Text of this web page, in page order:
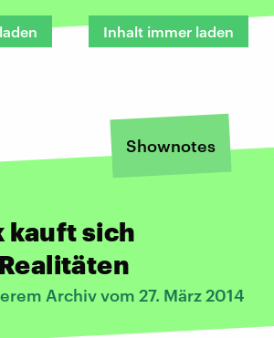
Inhalt immer laden
Shownotes
kauft sich
Archiv vom 27. März 2014